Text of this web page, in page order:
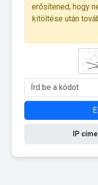
erősítened, hogy
kitöltése után
IP